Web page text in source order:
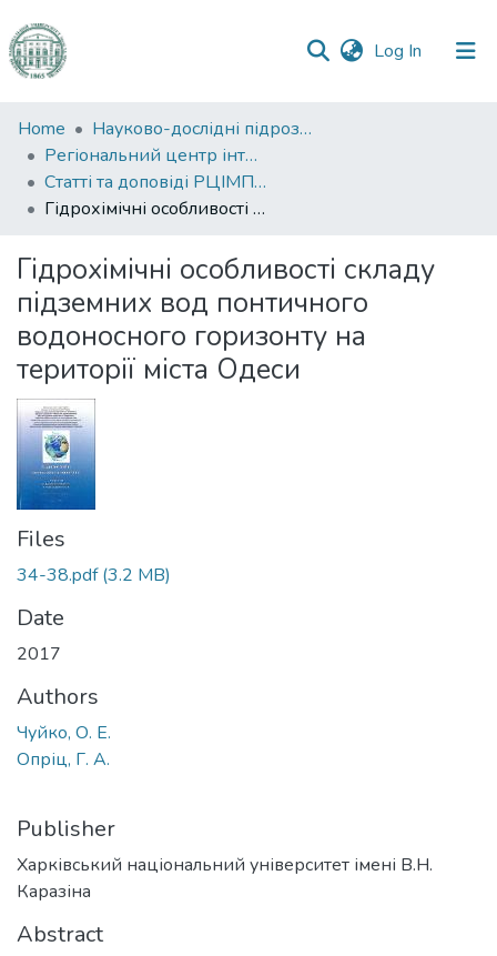
Log In (current)
Communities
&
Collections
All of DSpace
Statistics
Home
Науково-дослідні підрозділи
Регіональний центр інтегрованого моніторингу природного середовища та екологічних досліджень
Статті та доповіді РЦІМПСЕД
Гідрохімічні особливості складу підземних вод понтичного водоносного горизонту на території міста Одеси
Гідрохімічні особливості складу
підземних вод понтичного
водоносного горизонту на
території міста Одеси
Files
34-38.pdf(3.2 MB)
Date
2017
Authors
Чуйко, О. Е.
Опріц, Г. А.
Publisher
Харківський національний університет імені В.Н.
Каразіна
Abstract